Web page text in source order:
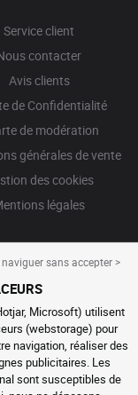
Service client
contacter
Avis clients
de Confidentialité
de modération
générales de vente
des cookies
légales
sans accepter >
Microsoft) utilisent
(webstorage) pour
navigation, réaliser des
publicitaires. Les
sont susceptibles de